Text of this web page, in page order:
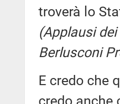
troverà lo
(Applausi
Berlusconi
E credo che